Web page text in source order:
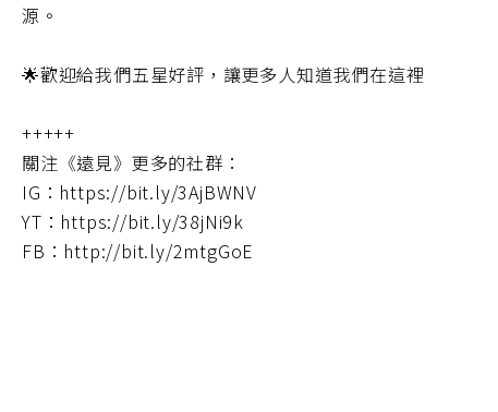
源。
🌟歡迎給我們五星好評，讓更多人知道我們在這裡
+++++
關注《遠見》更多的社群：
IG：https://bit.ly/3AjBWNV
YT：https://bit.ly/38jNi9k
FB：http://bit.ly/2mtgGoE